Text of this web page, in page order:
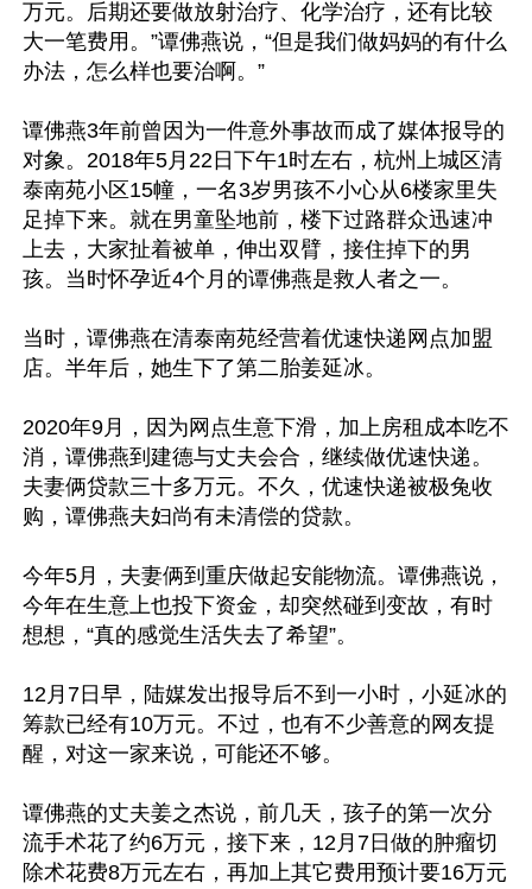
万元。后期还要做放射治疗、化学治疗，还有比较
大一笔费用。”谭佛燕说，“但是我们做妈妈的有什么
办法，怎么样也要治啊。”
谭佛燕3年前曾因为一件意外事故而成了媒体报导的
对象。2018年5月22日下午1时左右，杭州上城区清
泰南苑小区15幢，一名3岁男孩不小心从6楼家里失
足掉下来。就在男童坠地前，楼下过路群众迅速冲
上去，大家扯着被单，伸出双臂，接住掉下的男
孩。当时怀孕近4个月的谭佛燕是救人者之一。
当时，谭佛燕在清泰南苑经营着优速快递网点加盟
店。半年后，她生下了第二胎姜延冰。
2020年9月，因为网点生意下滑，加上房租成本吃不
消，谭佛燕到建德与丈夫会合，继续做优速快递。
夫妻俩贷款三十多万元。不久，优速快递被极兔收
购，谭佛燕夫妇尚有未清偿的贷款。
今年5月，夫妻俩到重庆做起安能物流。谭佛燕说，
今年在生意上也投下资金，却突然碰到变故，有时
想想，“真的感觉生活失去了希望”。
12月7日早，陆媒发出报导后不到一小时，小延冰的
筹款已经有10万元。不过，也有不少善意的网友提
醒，对这一家来说，可能还不够。
谭佛燕的丈夫姜之杰说，前几天，孩子的第一次分
流手术花了约6万元，接下来，12月7日做的肿瘤切
除术花费8万元左右，再加上其它费用预计要16万元